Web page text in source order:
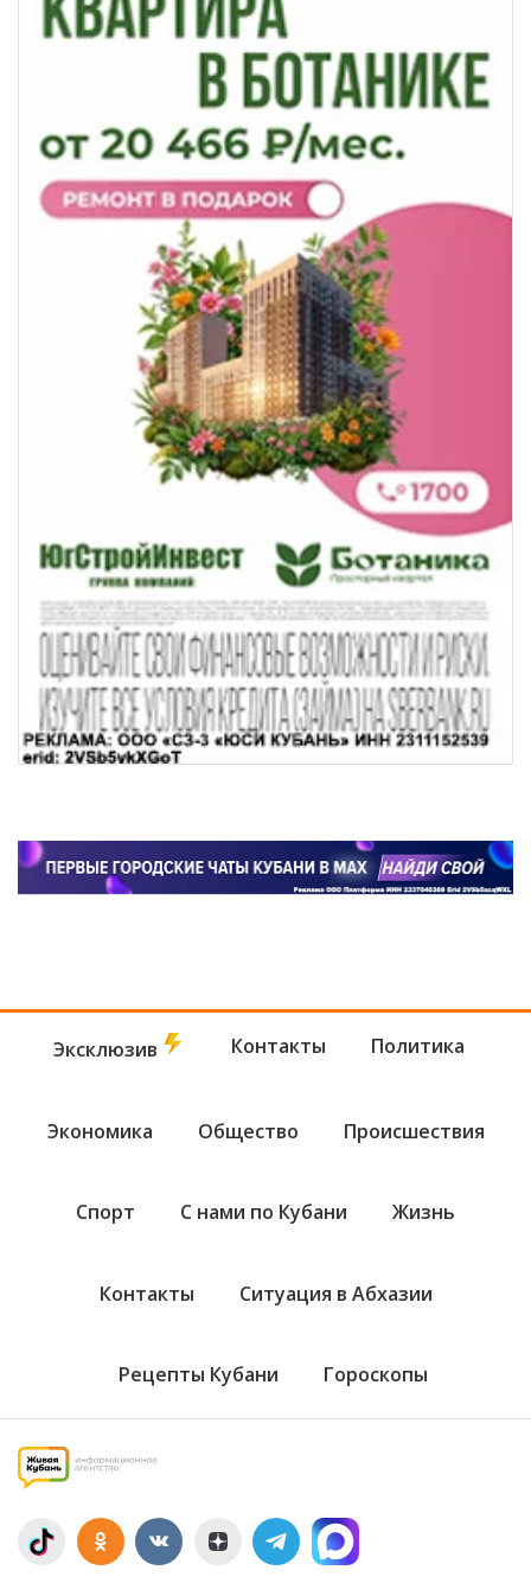
Эксклюзив Контакты Политика
Экономика Общество Происшествия
Спорт С нами по Кубани Жизнь
Контакты Ситуация в Абхазии
Рецепты Кубани Гороскопы